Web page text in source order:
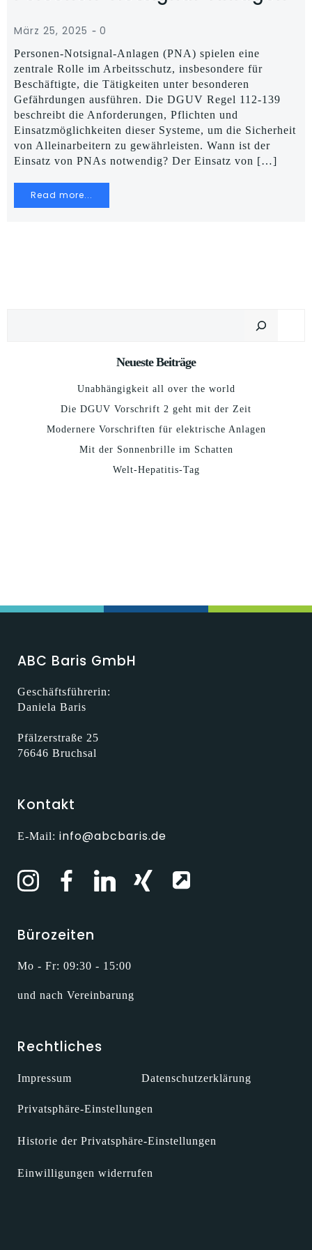
März 25, 2025 - 0
Personen-Notsignal-Anlagen (PNA) spielen eine
zentrale Rolle im Arbeitsschutz, insbesondere für
Beschäftigte, die Tätigkeiten unter besonderen
Gefährdungen ausführen. Die DGUV Regel 112-139
beschreibt die Anforderungen, Pflichten und
Einsatzmöglichkeiten dieser Systeme, um die Sicherheit
von Alleinarbeitern zu gewährleisten. Wann ist der
Einsatz von PNAs notwendig? Der Einsatz von […]
Read more...
Neueste Beiträge
Unabhängigkeit all over the world
Die DGUV Vorschrift 2 geht mit der Zeit
Modernere Vorschriften für elektrische Anlagen
Mit der Sonnenbrille im Schatten
Welt-Hepatitis-Tag
ABC Baris GmbH
Geschäftsführerin:
Daniela Baris
Pfälzerstraße 25
76646 Bruchsal
Kontakt
E-Mail: info@abcbaris.de
Bürozeiten
Mo - Fr: 09:30 - 15:00
und nach Vereinbarung
Rechtliches
Impressum Datenschutzerklärung
Privatsphäre-Einstellungen
Historie der Privatsphäre-Einstellungen
Einwilligungen widerrufen